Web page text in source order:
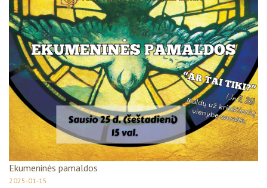
Ekumeninės pamaldos
2025-01-15